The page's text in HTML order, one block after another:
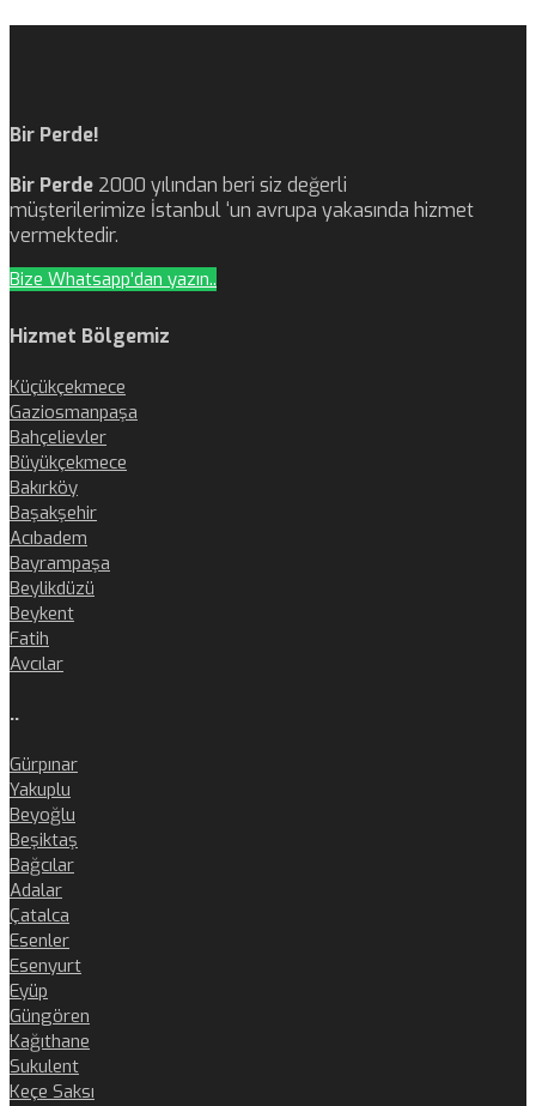
Bir Perde!
Bir Perde 2000 yılından beri siz değerli
müşterilerimize İstanbul ‘un avrupa yakasında hizmet
vermektedir.
Bize Whatsapp'dan yazın..
Hizmet Bölgemiz
Küçükçekmece
Gaziosmanpaşa
Bahçelievler
Büyükçekmece
Bakırköy
Başakşehir
Acıbadem
Bayrampaşa
Beylikdüzü
Beykent
Fatih
Avcılar
..
Gürpınar
Yakuplu
Beyoğlu
Beşiktaş
Bağcılar
Adalar
Çatalca
Esenler
Esenyurt
Eyüp
Güngören
Kağıthane
Sukulent
Keçe Saksı